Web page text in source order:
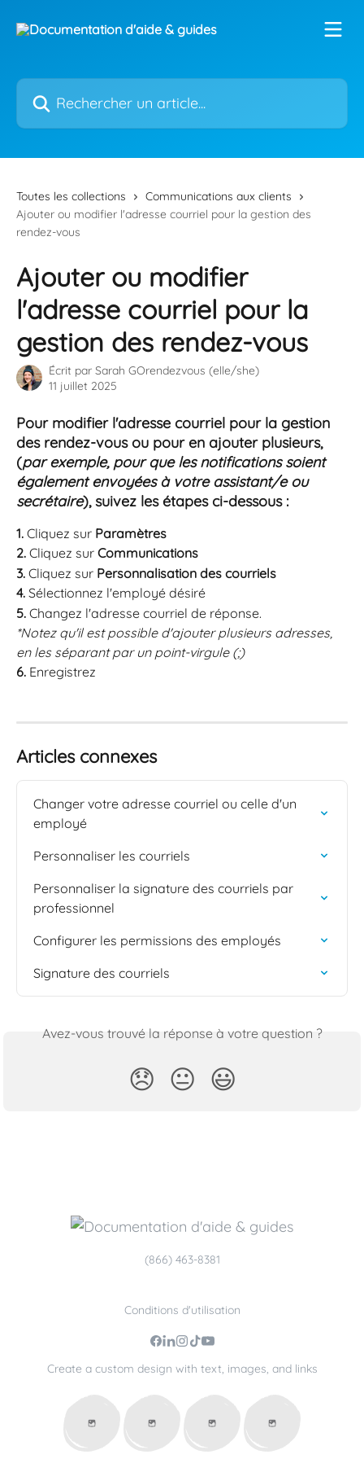
Rechercher un article...
Toutes les collections
Communications aux clients
Ajouter ou modifier l'adresse courriel pour la gestion des
rendez-vous
Ajouter ou modifier
l'adresse courriel pour la
gestion des rendez-vous
Écrit par Sarah GOrendezvous (elle/she)
11 juillet 2025
Pour modifier l'adresse courriel pour la gestion
des rendez-vous ou pour en ajouter plusieurs,
(par exemple, pour que les notifications soient
également envoyées à votre assistant/e ou
secrétaire), suivez les étapes ci-dessous :
1. Cliquez sur Paramètres
2. Cliquez sur Communications
3. Cliquez sur Personnalisation des courriels
4. Sélectionnez l'employé désiré
5. Changez l'adresse courriel de réponse.
*Notez qu'il est possible d'ajouter plusieurs adresses,
en les séparant par un point-virgule (;)
6. Enregistrez
Articles connexes
Changer votre adresse courriel ou celle d'un
employé
Personnaliser les courriels
Personnaliser la signature des courriels par
professionnel
Configurer les permissions des employés
Signature des courriels
Avez-vous trouvé la réponse à votre question ?
😞 😐 😃
(866) 463-8381
Conditions d'utilisation
Create a custom design with text, images, and links